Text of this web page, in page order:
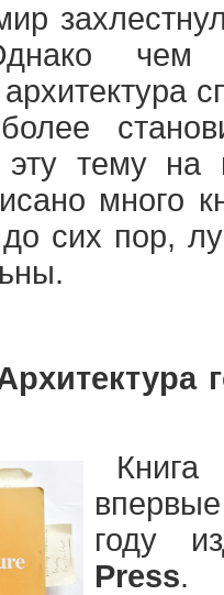
Однако
тему на
много
сих пор,
году
Press.